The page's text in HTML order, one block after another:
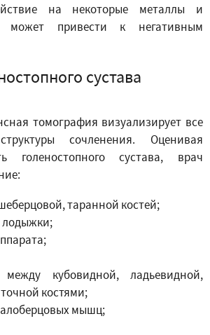
на некоторые металлы и
может привести к негативным
сустава
томография визуализирует все
сочленения. Оценивая
голеностопного сустава, врач
таранной костей;
лодыжки;
между кубовидной, ладьевидной,
костями;
мышц;